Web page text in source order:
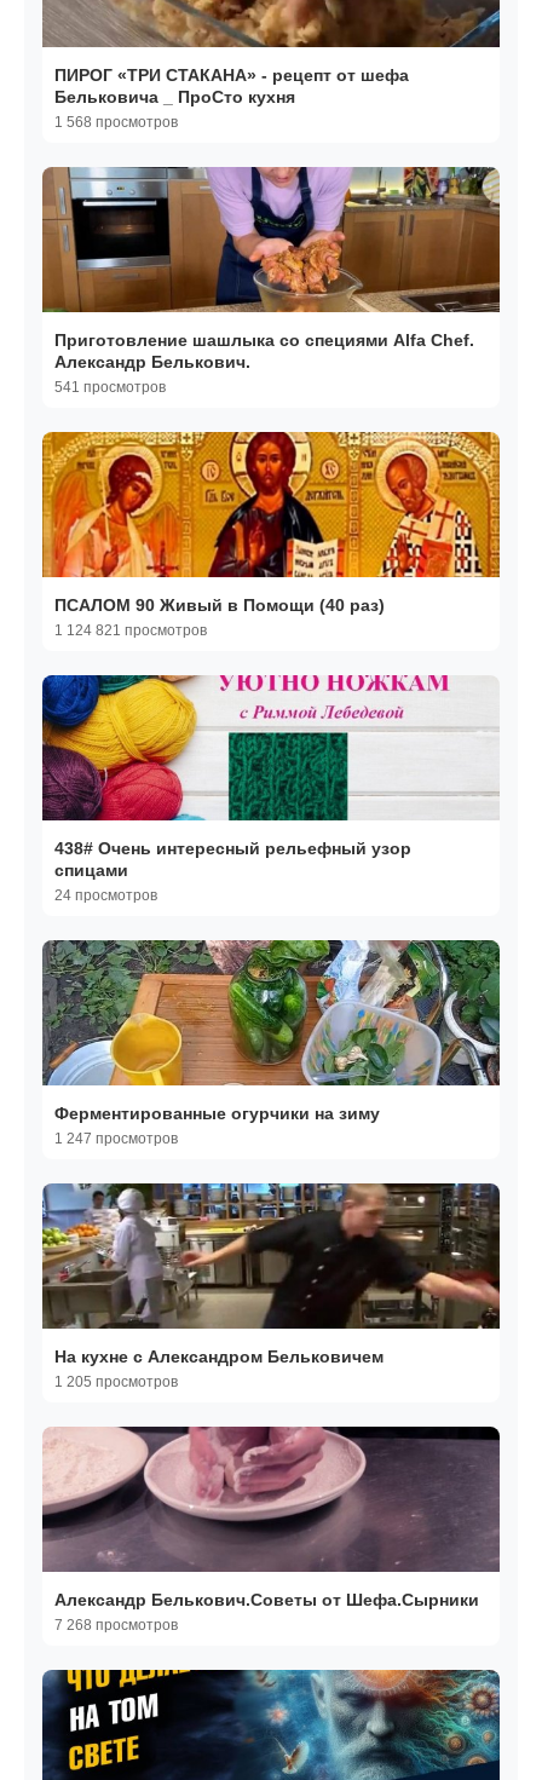
ПИРОГ «ТРИ СТАКАНА» - рецепт от шефа
Бельковича _ ПроСто кухня
1 568 просмотров
Приготовление шашлыка со специями Alfa Chef.
Александр Белькович.
541 просмотров
ПСАЛОМ 90 Живый в Помощи (40 раз)
1 124 821 просмотров
438# Очень интересный рельефный узор
спицами
24 просмотров
Ферментированные огурчики на зиму
1 247 просмотров
На кухне с Александром Бельковичем
1 205 просмотров
Александр Белькович.Советы от Шефа.Сырники
7 268 просмотров